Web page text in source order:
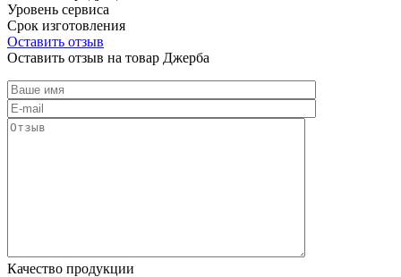
Уровень сервиса
Срок изготовления
Оставить отзыв
Оставить отзыв на товар Джерба
Качество продукции